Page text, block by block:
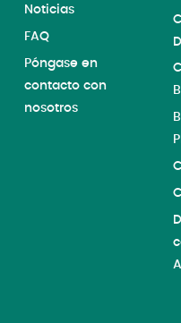
Noticias
FAQ
Póngase en
contacto con
nosotros